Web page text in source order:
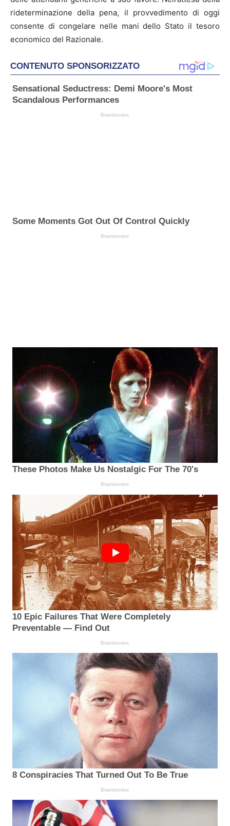
rideterminazione della pena, il provvedimento di oggi
consente di congelare nelle mani dello Stato il tesoro
economico del Razionale.